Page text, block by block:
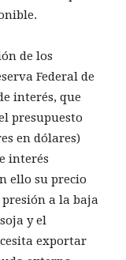
de los
Federal de
interés, que
presupuesto
en dólares)
interés
ello su precio
a la baja
y el
exportar